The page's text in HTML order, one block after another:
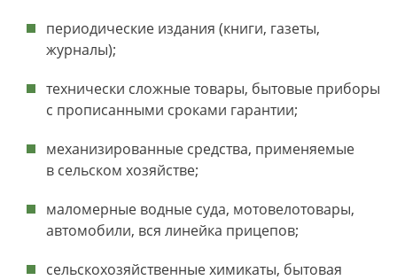
периодические издания (книги, газеты,
журналы);
технически сложные товары, бытовые приборы
с прописанными сроками гарантии;
механизированные средства, применяемые
в сельском хозяйстве;
маломерные водные суда, мотовелотовары,
автомобили, вся линейка прицепов;
сельскохозяйственные химикаты, бытовая